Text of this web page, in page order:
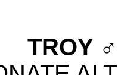
TROY ♂